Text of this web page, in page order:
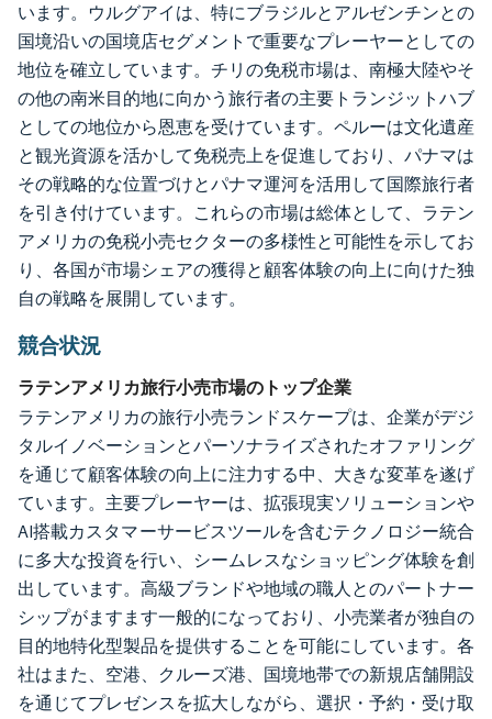
います。ウルグアイは、特にブラジルとアルゼンチンとの
国境沿いの国境店セグメントで重要なプレーヤーとしての
地位を確立しています。チリの免税市場は、南極大陸やそ
の他の南米目的地に向かう旅行者の主要トランジットハブ
としての地位から恩恵を受けています。ペルーは文化遺産
と観光資源を活かして免税売上を促進しており、パナマは
その戦略的な位置づけとパナマ運河を活用して国際旅行者
を引き付けています。これらの市場は総体として、ラテン
アメリカの免税小売セクターの多様性と可能性を示してお
り、各国が市場シェアの獲得と顧客体験の向上に向けた独
自の戦略を展開しています。
競合状況
ラテンアメリカ旅行小売市場のトップ企業
ラテンアメリカの旅行小売ランドスケープは、企業がデジ
タルイノベーションとパーソナライズされたオファリング
を通じて顧客体験の向上に注力する中、大きな変革を遂げ
ています。主要プレーヤーは、拡張現実ソリューションや
AI搭載カスタマーサービスツールを含むテクノロジー統合
に多大な投資を行い、シームレスなショッピング体験を創
出しています。高級ブランドや地域の職人とのパートナー
シップがますます一般的になっており、小売業者が独自の
目的地特化型製品を提供することを可能にしています。各
社はまた、空港、クルーズ港、国境地帯での新規店舗開設
を通じてプレゼンスを拡大しながら、選択・予約・受け取